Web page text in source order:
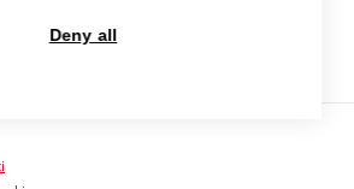
Deny all